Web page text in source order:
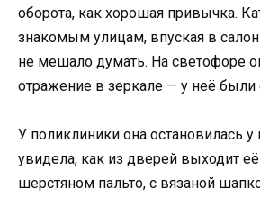
оборота, как хорошая привычка.
знакомым улицам, впуская в
не мешало думать. На светофоре
отражение в зеркале — у неё были
У поликлиники она остановилась
увидела, как из дверей выходит
шерстяном пальто, с вязаной